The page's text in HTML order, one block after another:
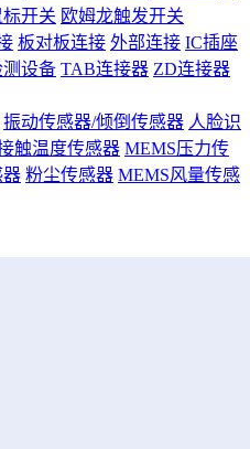
开关 欧姆龙触发开关
板对板连接 外部连接 IC插座
测设备 TAB连接器 ZD连接器
振动传感器/倾倒传感器 人脸识
触温度传感器 MEMS压力传
器 粉尘传感器 MEMS风量传感